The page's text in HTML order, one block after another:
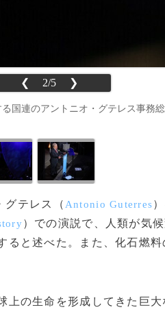
❮ 2/5 ❯
国連のアントニオ・グテレス事務
グテレス（ Antonio Guterres
）での演説で、人類が気
ると述べた。また、化石燃
の生命を形成してきた巨